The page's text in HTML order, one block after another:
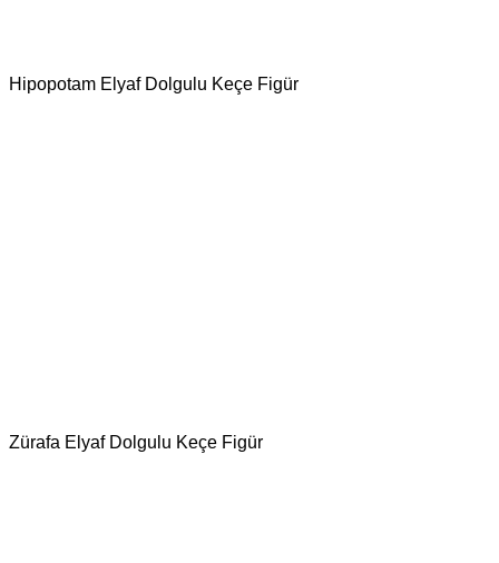
Hipopotam Elyaf Dolgulu Keçe Figür
Zürafa Elyaf Dolgulu Keçe Figür